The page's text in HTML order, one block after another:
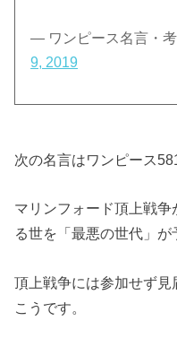
— ワンピース名言・
9, 2019
次の名言はワンピース
マリンフォード頂上戦
る世を「最悪の世代」が
頂上戦争には参加せず
こうです。